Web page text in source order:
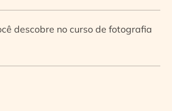
descobre no curso de fotografia